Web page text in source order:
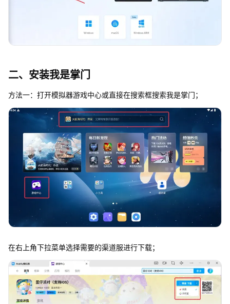
二、安装我是掌门
方法一：打开模拟器游戏中心或直接在搜索框搜索我是掌门；
在右上角下拉菜单选择需要的渠道服进行下载；